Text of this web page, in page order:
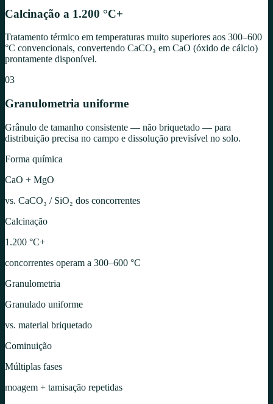
Calcinação a 1.200 °C+
Tratamento térmico em temperaturas muito superiores aos 300–600
°C convencionais, convertendo CaCO₃ em CaO (óxido de cálcio)
prontamente disponível.
03
Granulometria uniforme
Grânulo de tamanho consistente — não briquetado — para
distribuição precisa no campo e dissolução previsível no solo.
Forma química
CaO + MgO
vs. CaCO₃ / SiO₂ dos concorrentes
Calcinação
1.200 °C+
concorrentes operam a 300–600 °C
Granulometria
Granulado uniforme
vs. material briquetado
Cominuição
Múltiplas fases
moagem + tamisação repetidas